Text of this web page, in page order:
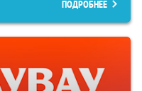
ПОДРОБНЕЕ